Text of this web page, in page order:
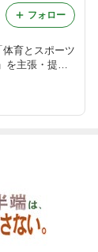
体育とスポーツ
を主張・提言
です。
フォロー